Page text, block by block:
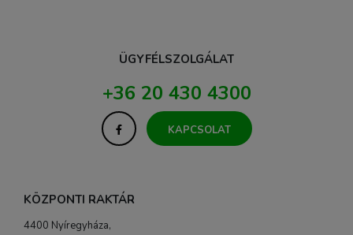
ÜGYFÉLSZOLGÁLAT
+36 20 430 4300
KAPCSOLAT
KÖZPONTI RAKTÁR
4400 Nyíregyháza,